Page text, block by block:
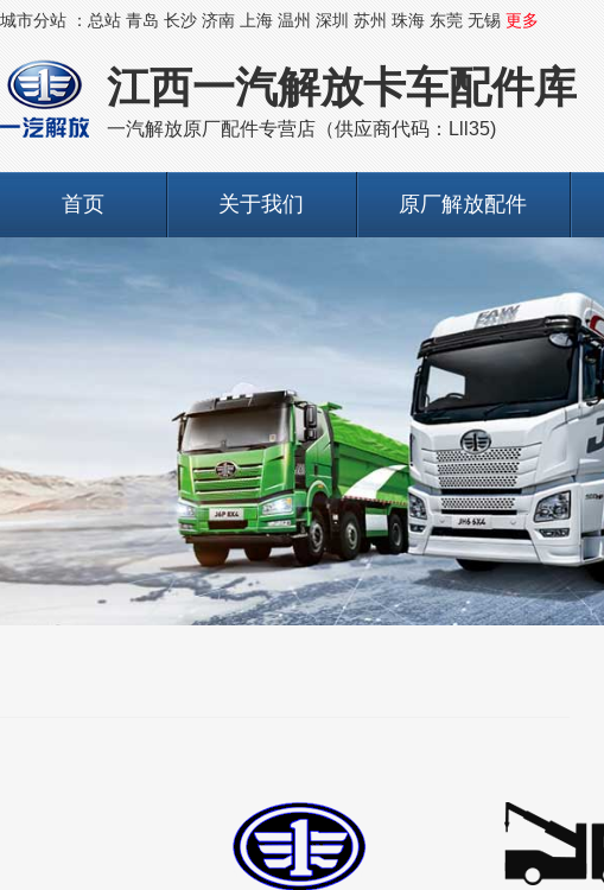
城市分站 ： 总站 青岛 长沙 济南 上海 温州 深圳 苏州 珠海 东莞 无锡 更多
江西一汽解放卡车配件库
一汽解放原厂配件专营店（供应商代码：Lll35)
首页 关于我们 原厂解放配件